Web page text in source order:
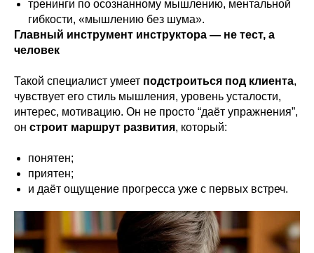
тренинги по осознанному мышлению, ментальной
гибкости, «мышлению без шума».
Главный инструмент инструктора — не тест, а
человек
Такой специалист умеет подстроиться под клиента,
чувствует его стиль мышления, уровень усталости,
интерес, мотивацию. Он не просто “даёт упражнения”,
он строит маршрут развития, который:
понятен;
приятен;
и даёт ощущение прогресса уже с первых встреч.